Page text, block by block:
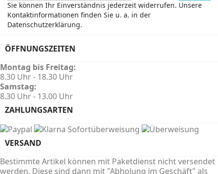
Sie können Ihr Einverständnis jederzeit widerrufen. Unsere
Kontaktinformationen finden Sie u. a. in der
Datenschutzerklärung.
ÖFFNUNGSZEITEN
Montag bis Freitag:
8.30 Uhr - 18.30 Uhr
Samstag:
8.30 Uhr - 13.00 Uhr
ZAHLUNGSARTEN
VERSAND
Bestimmte Artikel können mit Paketdienst nicht versendet
werden. Diese sind dann mit "Abholung im Geschäft" als